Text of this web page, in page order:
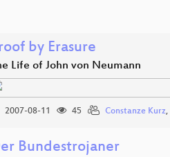
by Erasure
Life of John von Neumann
2007-08-11 45 Constanze Kurz,
Bundestrojaner